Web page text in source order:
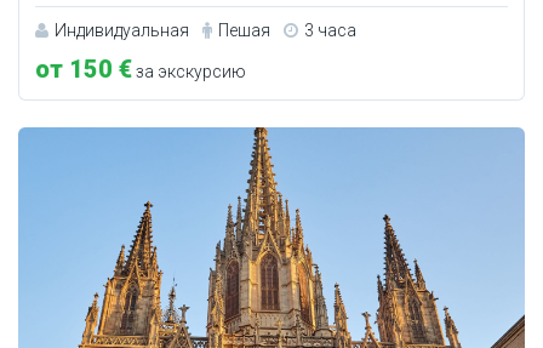
Индивидуальная Пешая 3 часа
от 150 €за экскурсию